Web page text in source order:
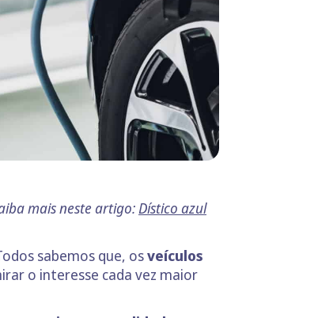
mais neste artigo:Dístico azul
sabemos que, osveículos
o interesse cada vez maior